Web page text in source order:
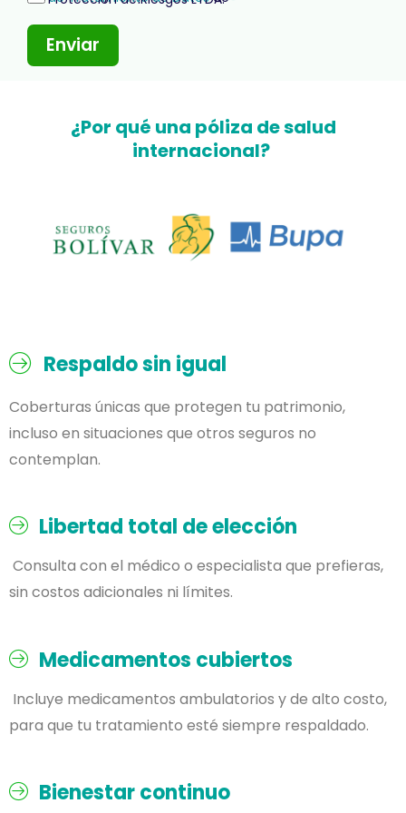
Enviar
¿Por qué una póliza de salud
internacional?
Respaldo sin igual
Coberturas únicas que protegen tu patrimonio,
incluso en situaciones que otros seguros no
contemplan.
Libertad total de elección
Consulta con el médico o especialista que prefieras,
sin costos adicionales ni límites.
Medicamentos cubiertos
Incluye medicamentos ambulatorios y de alto costo,
para que tu tratamiento esté siempre respaldado.
Bienestar continuo